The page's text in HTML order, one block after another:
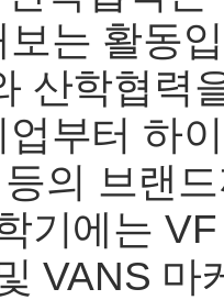
는 활동
산학협력
부터 하
의 브랜
기에는
VANS